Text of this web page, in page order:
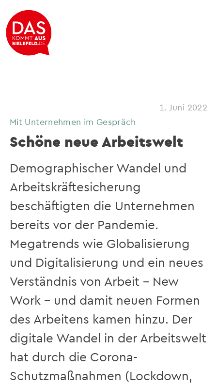
1. Juni 2022
Mit Unternehmen im Gespräch
Schöne neue Arbeitswelt
Demographischer Wandel und
Arbeitskräftesicherung
beschäftigten die Unternehmen
bereits vor der Pandemie.
Megatrends wie Globalisierung
und Digitalisierung und ein neues
Verständnis von Arbeit – New
Work – und damit neuen Formen
des Arbeitens kamen hinzu. Der
digitale Wandel in der Arbeitswelt
hat durch die Corona-
Schutzmaßnahmen (Lockdown,